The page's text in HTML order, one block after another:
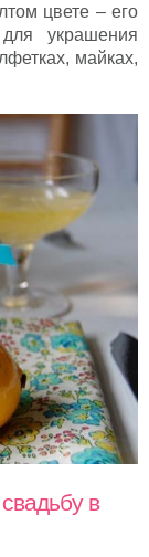
цвете – его
украшения
майках,
в